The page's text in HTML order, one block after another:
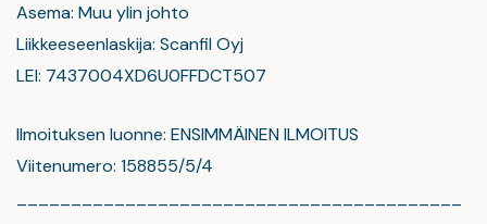
Asema: Muu ylin johto
Liikkeeseenlaskija: Scanfil Oyj
LEI: 7437004XD6U0FFDCT507
Ilmoituksen luonne: ENSIMMÄINEN ILMOITUS
Viitenumero: 158855/5/4